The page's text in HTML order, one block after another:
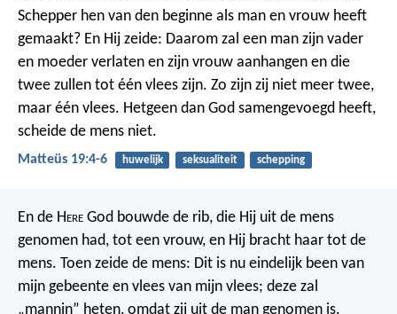
Schepper hen van den beginne als man en vrouw heeft
gemaakt? En Hij zeide: Daarom zal een man zijn vader
en moeder verlaten en zijn vrouw aanhangen en die
twee zullen tot één vlees zijn. Zo zijn zij niet meer twee,
maar één vlees. Hetgeen dan God samengevoegd heeft,
scheide de mens niet.
Matteüs 19:4-6 huwelijk seksualiteit schepping
En de Here God bouwde de rib, die Hij uit de mens
genomen had, tot een vrouw, en Hij bracht haar tot de
mens. Toen zeide de mens: Dit is nu eindelijk been van
mijn gebeente en vlees van mijn vlees; deze zal
„mannin” heten, omdat zij uit de man genomen is.